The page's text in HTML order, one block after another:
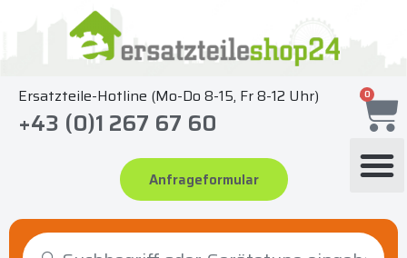
springen
Ersatzteile-Hotline (Mo-Do 8-15, Fr 8-12 Uhr)
+43 (0)1 267 67 60
Anfrageformular
0